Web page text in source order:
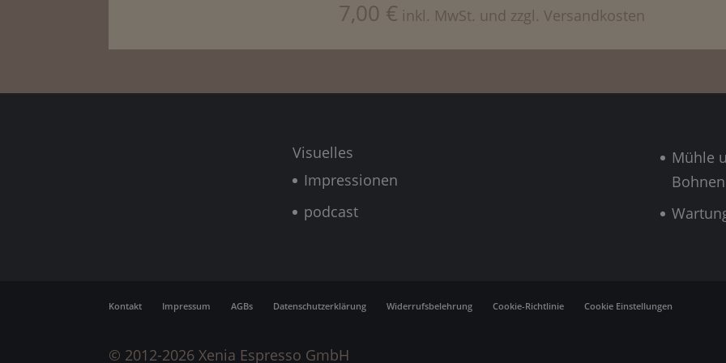
7,00 € inkl. MwSt. und zzgl. Versandkosten
Visuelles
Impressionen
podcast
Mühle
Bohnen
Kontakt Impressum AGBs Datenschutzerklärung Widerrufsbelehrung Cookie-Richtlinie Cookie Einstellungen
© 2012-2026 Xenia Espresso GmbH